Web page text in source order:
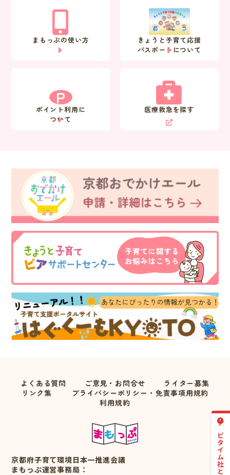
まもっぷの使い方
きょうと子育て応援
パスポートについて
P
ポイント利用に
ついて
医療救急を探す
よくある質問 ご意見・お問合せ
ライター募集
リンク集
プライバシーポリシー・免責事項用規約
利用規約
京都府子育て環境日本一推進会議
まもっぷ運営事務局：